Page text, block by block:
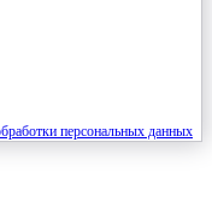
персональных данных